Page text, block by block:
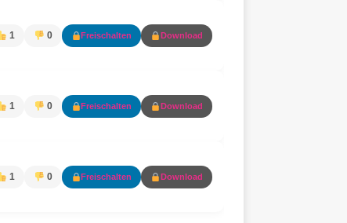
1 0 Freischalten Download
1 0 Freischalten Download
1 0 Freischalten Download